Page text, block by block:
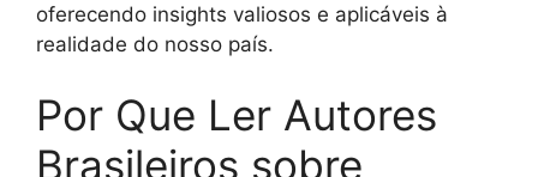
oferecendo insights valiosos e aplicáveis à
realidade do nosso país.
Por Que Ler Autores
Brasileiros sobre